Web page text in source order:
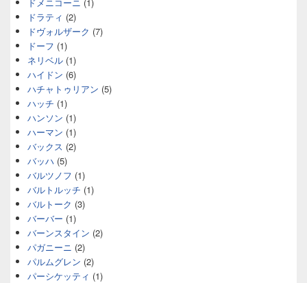
ドラティ (2)
ドヴォルザーク (7)
ドーフ (1)
ネリベル (1)
ハイドン (6)
ハチャトゥリアン (5)
ハッチ (1)
ハンソン (1)
ハーマン (1)
バックス (2)
バッハ (5)
バルツノフ (1)
バルトルッチ (1)
バルトーク (3)
バーバー (1)
バーンスタイン (2)
パガニーニ (2)
パルムグレン (2)
パーシケッティ (1)